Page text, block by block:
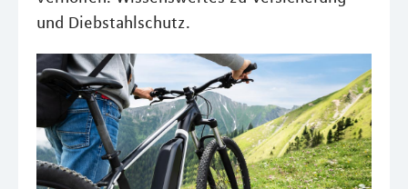
und Diebstahlschutz.